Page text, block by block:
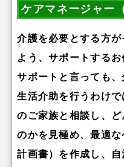
ケアマネージャー
介護を必要とする方
よう、サポートするお
サポートと言っても
生活介助を行うわけ
のご家族と相談し、
のかを見極め、最適
計画書）を作成し、